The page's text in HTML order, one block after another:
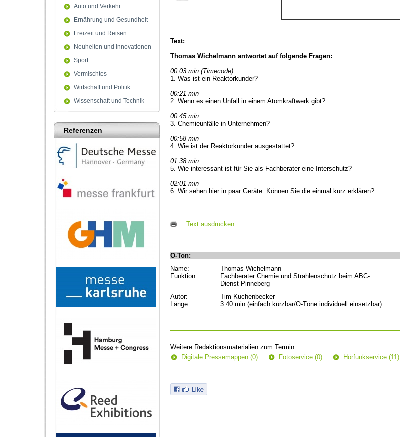
Auto und Verkehr
Ernährung und Gesundheit
Freizeit und Reisen
Neuheiten und Innovationen
Sport
Vermischtes
Wirtschaft und Politik
Wissenschaft und Technik
Referenzen
Text:
Thomas Wichelmann antwortet auf folgende Fragen:
00:03 min (Timecode)
1. Was ist ein Reaktorkunder?
00:21 min
2. Wenn es einen Unfall in einem Atomkraftwerk gibt?
00:45 min
3. Chemieunfälle in Unternehmen?
00:58 min
4. Wie ist der Reaktorkunder ausgestattet?
01:38 min
5. Wie interessant ist für Sie als Fachberater eine Interschutz?
02:01 min
6. Wir sehen hier in paar Geräte. Können Sie die einmal kurz erklären?
Text ausdrucken
O-Ton:
Name:
Thomas Wichelmann
Funktion:
Fachberater Chemie und Strahlenschutz beim ABC-
Dienst Pinneberg
Autor:
Tim Kuchenbecker
Länge:
3:40 min (einfach kürzbar/O-Töne individuell einsetzbar)
Weitere Redaktionsmaterialien zum Termin
Digitale Pressemappen (0)
Fotoservice (0) Hörfunkservice (11)